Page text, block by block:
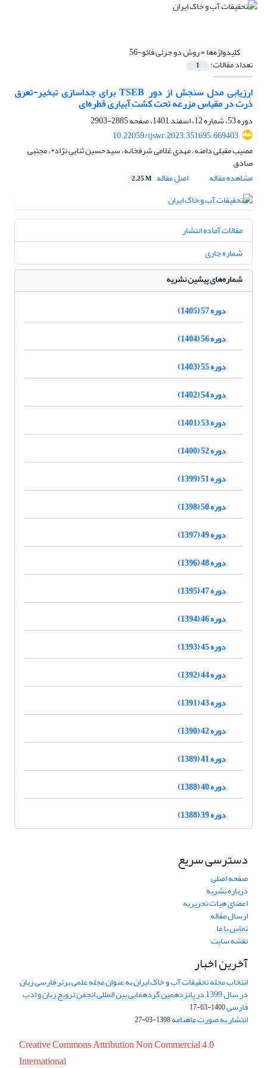
کلیدواژه‌ها =روش دو جزئی فائو-56
تعداد مقالات: 1
ارزیابی مدل سنجش از دور TSEB برای جداسازی تبخیر-تعرق
ذرت در مقیاس مزرعه تحت کشت آبیاری قطره‌ای
دوره 53، شماره 12، اسفند 1401، صفحه
2885-2903
10.22059/ijswr.2023.351695.669403
مصیب مقبلی دامنه، مهدی غلامی شرفخانه، سیدحسین ثنایی نژاد*، مجتبی
صادق
مشاهده مقاله
اصل مقاله 2.25 M
مقالات آماده انتشار
شماره جاری
شماره‌های پیشین نشریه
دوره 57 (1405)
دوره 56 (1404)
دوره 55 (1403)
دوره 54 (1402)
دوره 53 (1401)
دوره 52 (1400)
دوره 51 (1399)
دوره 50 (1398)
دوره 49 (1397)
دوره 48 (1396)
دوره 47 (1395)
دوره 46 (1394)
دوره 45 (1393)
دوره 44 (1392)
دوره 43 (1391)
دوره 42 (1390)
دوره 41 (1389)
دوره 40 (1388)
دوره 39 (1388)
دسترسی سریع
صفحه اصلی
درباره نشریه
اعضای هیات تحریریه
ارسال مقاله
تماس با ما
نقشه سایت
آخرین اخبار
انتخاب مجله تحقیقات آب و خاک ایران به عنوان مجله علمی برتر فارسی زبان
در سال 1399 در پانزدهمین گردهمایی بین المللی انجمن ترویج زبان و ادب
فارسی1400-03-17
انتشار به صورت ماهنامه1398-03-27
Creative Commons Attribution Non Commercial 4.0
International